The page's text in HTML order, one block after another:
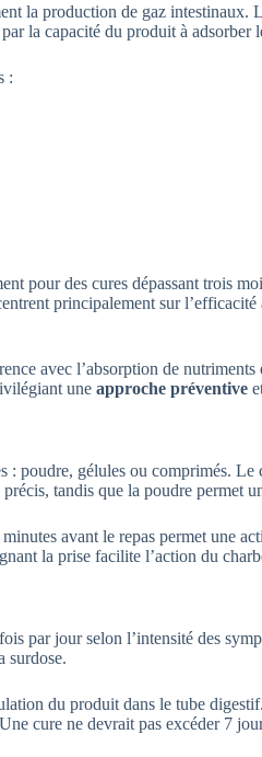
la production de gaz intestinaux.
la capacité du produit à adsorber
:
pour des cures dépassant trois
principalement sur
avec l’absorption de nutriments
une approche préventive
: poudre, gélules ou comprimés.
tandis que la poudre permet
avant le repas permet une
la prise facilite l’action du
par jour selon l’intensité des
surdose.
du produit dans le tube
cure ne devrait pas excéder 7